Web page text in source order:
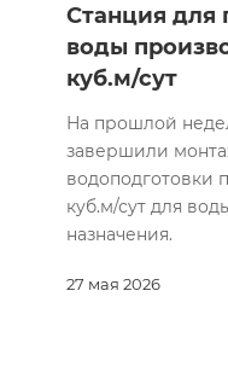
27 мая 2026
Станция для
воды
куб.м/сут
На прошлой
завершили
водоподготовки
куб.м/сут для
назначения.